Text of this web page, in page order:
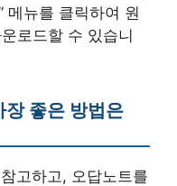
메뉴를 클릭하여 원
로드할 수 있습니
좋은 방법은
고하고, 오답노트를